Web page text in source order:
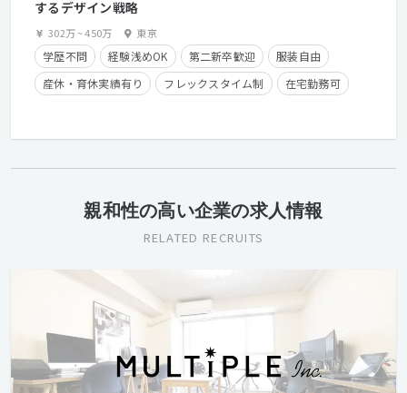
するデザイン戦略
302万~450万 東京
学歴不問 経験浅めOK 第二新卒歓迎
服装自由
産休・育休実績有り
フレックスタイム制
在宅勤務可
親和性の高い企業の求人情報
RELATED RECRUITS